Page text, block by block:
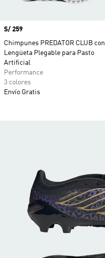
Precio
S/ 259
Chimpunes PREDATOR CLUB con
Lengüeta Plegable para Pasto
Artificial
Performance
3 colores
Envío Gratis